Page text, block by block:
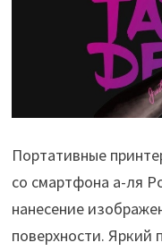
Портативные
со смартфона а-ля
нанесение
поверхности. Яркий